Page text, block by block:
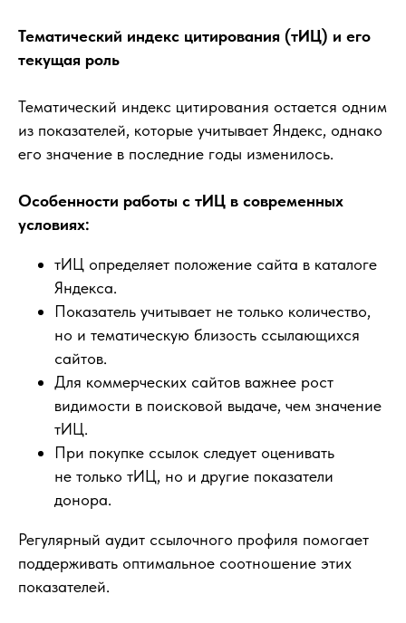
Тематический индекс цитирования (тИЦ) и его
текущая роль
Тематический индекс цитирования остается одним
из показателей, которые учитывает Яндекс, однако
его значение в последние годы изменилось.
Особенности работы с тИЦ в современных
условиях:
тИЦ определяет положение сайта в каталоге
Яндекса.
Показатель учитывает не только количество,
но и тематическую близость ссылающихся
сайтов.
Для коммерческих сайтов важнее рост
видимости в поисковой выдаче, чем значение
тИЦ.
При покупке ссылок следует оценивать
не только тИЦ, но и другие показатели
донора.
Регулярный аудит ссылочного профиля помогает
поддерживать оптимальное соотношение этих
показателей.